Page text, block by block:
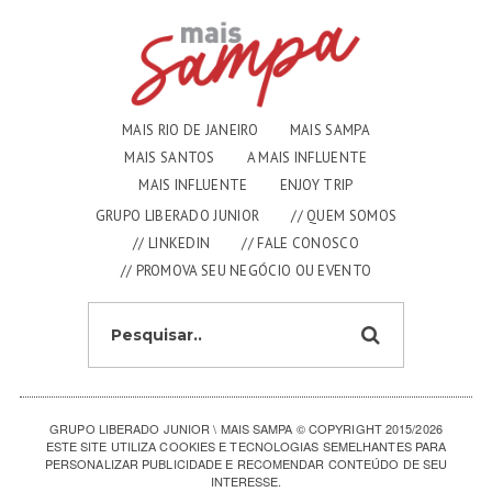
MAIS RIO DE JANEIRO
MAIS SAMPA
MAIS SANTOS
A MAIS INFLUENTE
MAIS INFLUENTE
ENJOY TRIP
GRUPO LIBERADO JUNIOR
// QUEM SOMOS
// LINKEDIN
// FALE CONOSCO
// PROMOVA SEU NEGÓCIO OU EVENTO
GRUPO LIBERADO JUNIOR \ MAIS SAMPA © COPYRIGHT 2015/2026
ESTE SITE UTILIZA COOKIES E TECNOLOGIAS SEMELHANTES PARA
PERSONALIZAR PUBLICIDADE E RECOMENDAR CONTEÚDO DE SEU
INTERESSE.